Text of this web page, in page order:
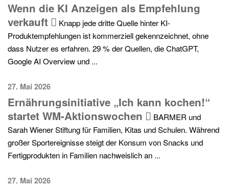
Wenn die KI Anzeigen als Empfehlung
verkauft
Knapp jede dritte Quelle hinter KI-
Produktempfehlungen ist kommerziell gekennzeichnet, ohne
dass Nutzer es erfahren. 29 % der Quellen, die ChatGPT,
Google AI Overview und ...
27. Mai 2026
Ernährungsinitiative „Ich kann kochen!“
startet WM-Aktionswochen
BARMER und
Sarah Wiener Stiftung für Familien, Kitas und Schulen. Während
großer Sportereignisse steigt der Konsum von Snacks und
Fertigprodukten in Familien nachweislich an ...
27. Mai 2026